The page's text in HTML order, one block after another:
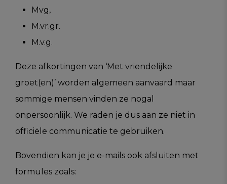
Mvg,
M.vr.gr.
M.v.g.
Deze afkortingen van ‘Met vriendelijke
groet(en)’ worden algemeen aanvaard maar
sommige mensen vinden ze nogal
onpersoonlijk. We raden je dus aan ze niet in
officiële communicatie te gebruiken.
Bovendien kan je je e-mails ook afsluiten met
formules zoals: